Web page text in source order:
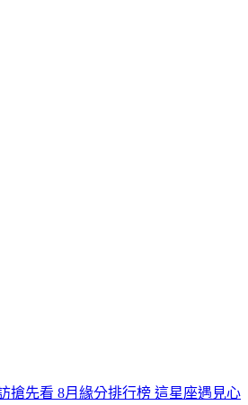
搶先看 8月緣分排行榜 這星座遇見心